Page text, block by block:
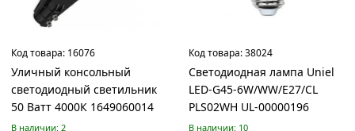
брусчатка
Товаров
акции:
6
Асбестовые
Код товара: 16076
Уличный консольный
светодиодный светильник
50 Ватт 4000К 1649060014
В наличии: 2
Код товара:38024
Светодиодная лампа Uniel
LED-G45-6W/WW/E27/CL
PLS02WH UL-00000196
В наличии: 10